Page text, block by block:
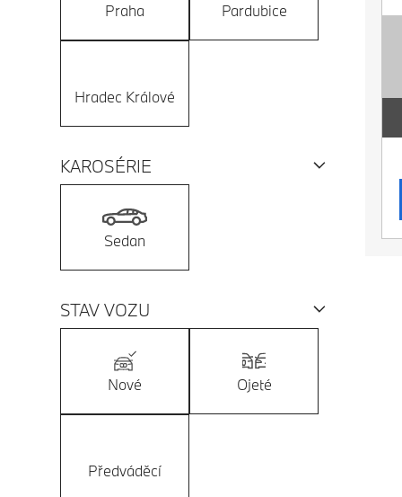
Praha Pardubice
Hradec Králové
KAROSÉRIE
Sedan
STAV VOZU
Nové Ojeté
Předváděcí